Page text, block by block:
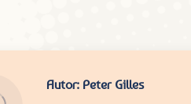
Autor: Peter Gilles